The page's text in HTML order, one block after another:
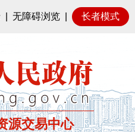
无障碍浏览 长者模式
源交易中心